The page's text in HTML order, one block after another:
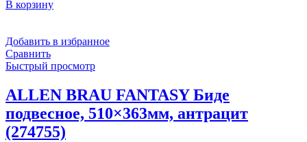
В корзину
Добавить в избранное
Сравнить
Быстрый просмотр
ALLEN BRAU FANTASY Биде
подвесное, 510×363мм, антрацит
(274755)